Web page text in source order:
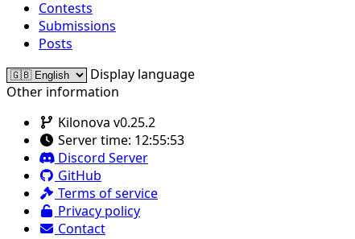
Contests
Submissions
Posts
Display language
Other information
Kilonova v0.25.2
Server time: 12:55:53
Discord Server
GitHub
Terms of service
Privacy policy
Contact